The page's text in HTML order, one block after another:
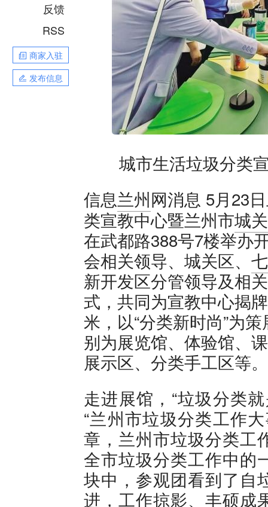
反馈
RSS
商家入驻
发布信息
城市生活垃圾分类
信息兰州网消息 5月23
类宣教中心暨兰州市城关
在武都路388号7楼举办
会相关领导、城关区、
新开发区分管领导及相
式，共同为宣教中心揭
米，以“分类新时尚”为
别为展览馆、体验馆、
展示区、分类手工区等。
走进展馆，“垃圾分类
“兰州市垃圾分类工作
章，兰州市垃圾分类工
全市垃圾分类工作中的
块中，参观团看到了自
进，工作掠影、丰硕成